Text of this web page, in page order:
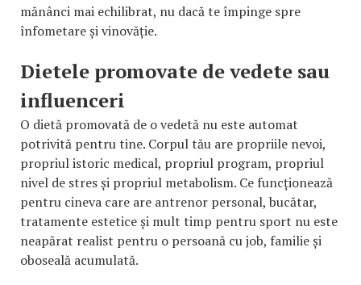
mănânci mai echilibrat, nu dacă te împinge spre
înfometare și vinovăție.
Dietele promovate de vedete sau
influenceri
O dietă promovată de o vedetă nu este automat
potrivită pentru tine. Corpul tău are propriile nevoi,
propriul istoric medical, propriul program, propriul
nivel de stres și propriul metabolism. Ce funcționează
pentru cineva care are antrenor personal, bucătar,
tratamente estetice și mult timp pentru sport nu este
neapărat realist pentru o persoană cu job, familie și
oboseală acumulată.